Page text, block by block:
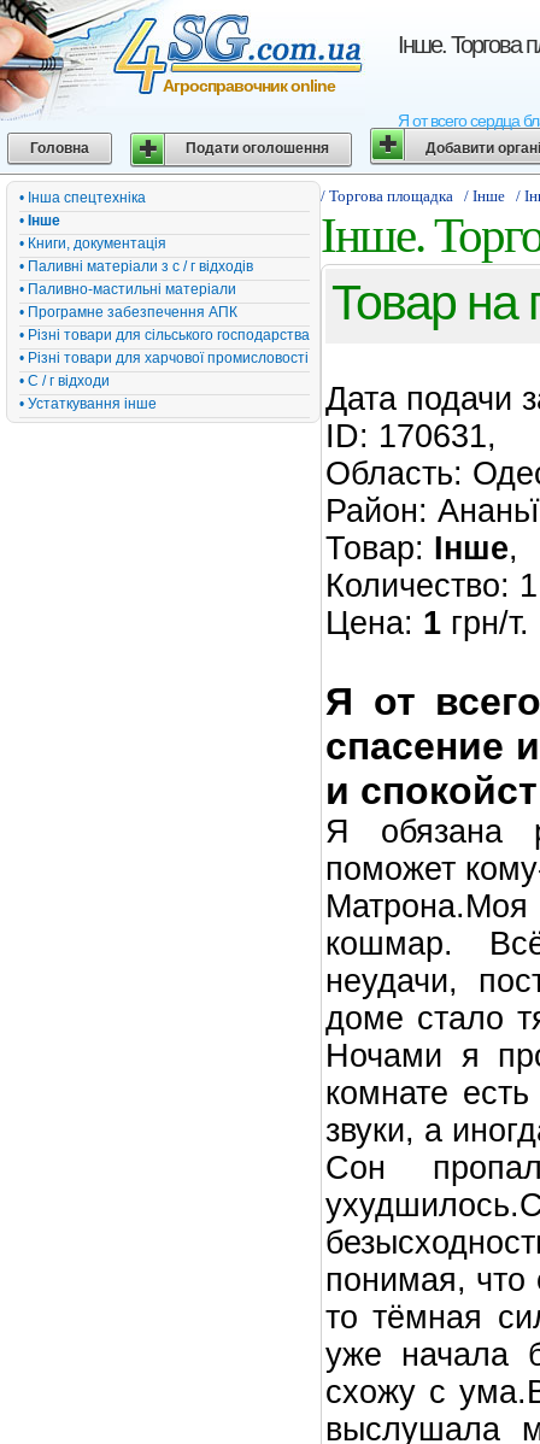
Інше. Торгова
Я от всего сердца
Агросправочник online
Головна Подати оголошення Добавити
• Інша спецтехніка
• Інше
• Книги, документація
• Паливні матеріали з с / г відходів
• Паливно-мастильні матеріали
• Програмне забезпечення АПК
• Різні товари для сільського господарства
• Різні товари для харчової промисловості
• С / г відходи
• Устаткування інше
/ Торгова площадка / Інше /
Інше.
Товар на
Дата подачи
ID: 170631,
Область:
Район:
Товар: Інше,
Количество:
Цена: 1 грн/т.
Я от
спасение
и
Я обязана
поможет
кошмар.
неудачи,
доме стало
Ночами я
комнате
звуки, а
Сон
понимая, что
то тёмная
уже начала
схожу с
выслушала